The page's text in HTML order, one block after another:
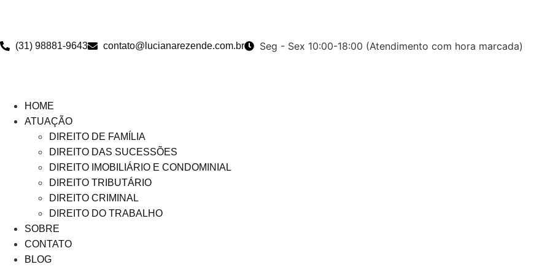
(31) 98881-9643
contato@lucianarezende.com.br Seg - Sex 10:00-18:00 (Atendimento com hora marcada)
HOME
ATUAÇÃO
DIREITO DE FAMÍLIA
DIREITO DAS SUCESSÕES
DIREITO IMOBILIÁRIO E CONDOMINIAL
DIREITO TRIBUTÁRIO
DIREITO CRIMINAL
DIREITO DO TRABALHO
SOBRE
CONTATO
BLOG